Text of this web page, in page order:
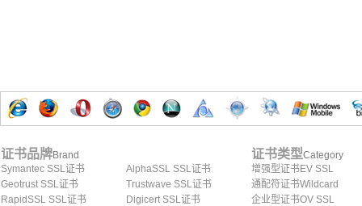
证书品牌Brand
Symantec SSL证书
Geotrust SSL证书
RapidSSL SSL证书
AlphaSSL SSL证书
Trustwave SSL证书
Digicert SSL证书
证书类型Category
增强型证书EV SSL
通配符证书Wildcard
企业型证书OV SSL